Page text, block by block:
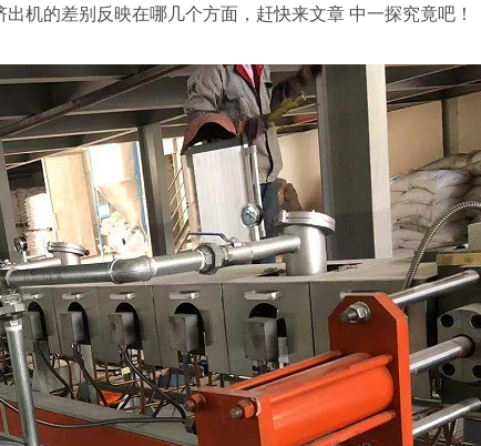
机的差别反映在哪几个方面，赶快来文章 中一探究竟吧！